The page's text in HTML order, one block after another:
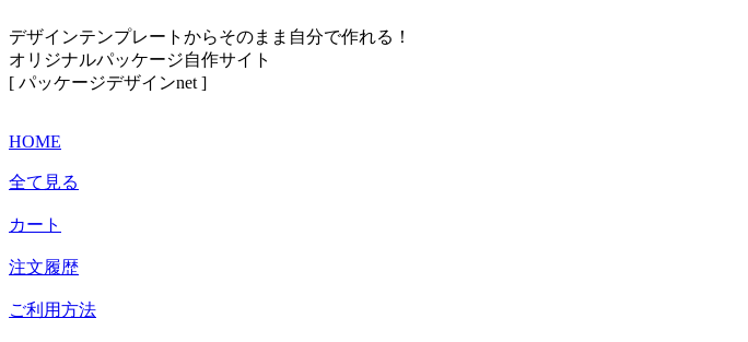
デザインテンプレートからそのまま自分で作れる！
オリジナルパッケージ自作サイト
[ パッケージデザインnet ]
HOME
全て見る
カート
注文履歴
ご利用方法